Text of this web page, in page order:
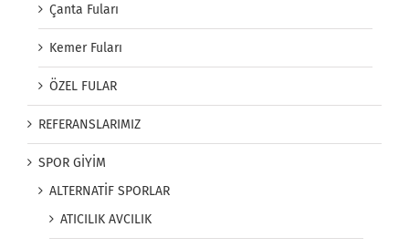
Çanta Fuları
Kemer Fuları
ÖZEL FULAR
REFERANSLARIMIZ
SPOR GİYİM
ALTERNATİF SPORLAR
ATICILIK AVCILIK